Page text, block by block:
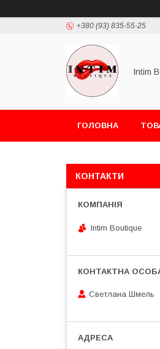
+380 (93) 835-55-25
Intim
ГОЛОВНА
КОНТАКТИ
Intim Boutique
Светлана Шмель